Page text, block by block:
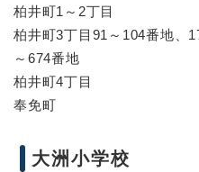
柏井町1～2丁目
柏井町3丁目91～104番地、
～674番地
柏井町4丁目
奉免町
大洲小学校